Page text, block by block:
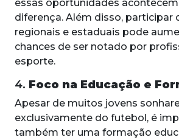
essas oportunidades
diferença. Além disso, participar
regionais e estaduais pode
chances de ser notado por
esporte.
4. Foco na Educação e
Apesar de muitos jovens
exclusivamente do futebol, é
também ter uma formação